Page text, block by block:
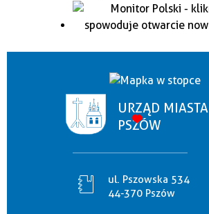
URZĄD MIASTA
PSZÓW
ul. Pszowska 534
44-370 Pszów